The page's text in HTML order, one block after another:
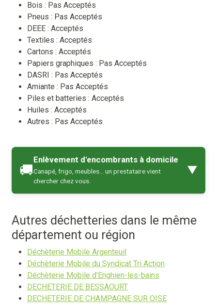
Bois : Pas Acceptés
Pneus : Pas Acceptés
DEEE : Acceptés
Textiles : Acceptés
Cartons : Acceptés
Papiers graphiques : Pas Acceptés
DASRI : Pas Acceptés
Amiante : Pas Acceptés
Piles et batteries : Acceptés
Huiles : Acceptés
Autres : Pas Acceptés
🚚
Enlèvement d'encombrants à domicile
Canapé, frigo, meubles… un prestataire vient
chercher chez vous.
▼
Autres déchetteries dans le même
département ou région
Déchèterie Mobile Argenteuil
Déchèterie Mobile du Syndicat Tri Action
Déchèterie Mobile d'Enghien-les-bains
DECHETERIE DE BESSAOURT
DECHETERIE DE CHAMPAGNE SUR OISE